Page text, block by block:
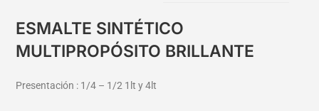
ESMALTE SINTÉTICO
MULTIPROPÓSITO BRILLANTE
Presentación : 1/4 – 1/2 1lt y 4lt